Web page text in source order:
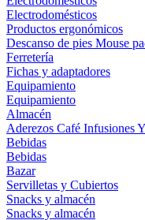
Electrodomésticos
Productos ergonómicos
Descanso de pies Mouse
Ferretería
Fichas y adaptadores
Equipamiento
Equipamiento
Almacén
Aderezos Café Infusiones
Bebidas
Bebidas
Bazar
Servilletas y Cubiertos
Snacks y almacén
Snacks y almacén